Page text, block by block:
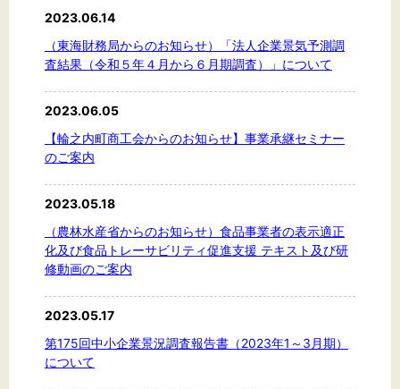
2023.06.14
（東海財務局からのお知らせ）「法人企業景気予測調
査結果（令和５年４月から６月期調査）」について
2023.06.05
【輪之内町商工会からのお知らせ】事業承継セミナー
のご案内
2023.05.18
（農林水産省からのお知らせ）食品事業者の表示適正
化及び食品トレーサビリティ促進支援 テキスト及び研
修動画のご案内
2023.05.17
第175回中小企業景況調査報告書（2023年1～3月期）
について